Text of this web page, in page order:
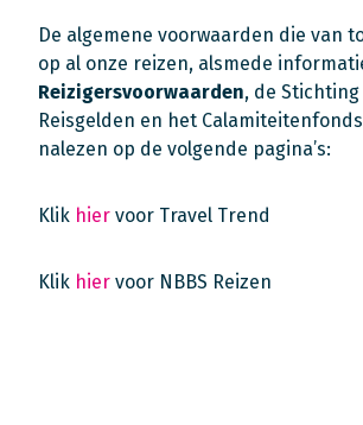
De algemene voorwaarden die van
op al onze reizen, alsmede
Reizigersvoorwaarden, de
Reisgelden en het
nalezen op de volgende pagina’s:
Klik hier voor Travel Trend
Klik hier voor NBBS Reizen